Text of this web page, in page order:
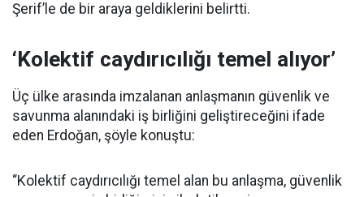
Şerif’le de bir araya geldiklerini belirtti.
‘Kolektif caydırıcılığı temel alıyor’
Üç ülke arasında imzalanan anlaşmanın güvenlik ve
savunma alanındaki iş birliğini geliştireceğini ifade
eden Erdoğan, şöyle konuştu:
“Kolektif caydırıcılığı temel alan bu anlaşma, güvenlik